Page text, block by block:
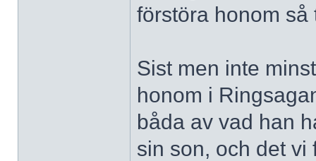
förstöra honom så
Sist men inte
honom i
båda av vad han
sin son, och det vi